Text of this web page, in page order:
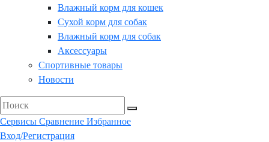
Влажный корм для кошек
Сухой корм для собак
Влажный корм для собак
Аксессуары
Спортивные товары
Новости
Сервисы Сравнение Избранное
Вход/Регистрация